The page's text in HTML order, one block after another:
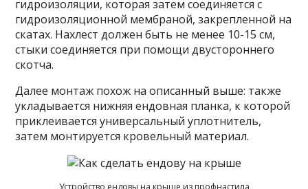
гидроизоляции, которая затем соединяется с
гидроизоляционной мембраной, закрепленной на
скатах. Нахлест должен быть не менее 10-15 см,
стыки соединяется при помощи двустороннего
скотча.
Далее монтаж похож на описанный выше: также
укладывается нижняя ендовная планка, к которой
приклеивается универсальный уплотнитель,
затем монтируется кровельный материал.